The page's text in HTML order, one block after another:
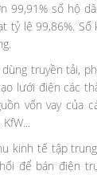
99,91% số hộ
tỷ lệ 99,86%. Số
truyền tải,
lưới điện các
vốn vay của
kinh tế tập
để bán điện